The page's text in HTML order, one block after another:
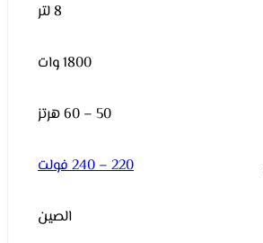
8 لتر
1800 وات
50 – 60 هرتز
220 – 240 فولت
الصين